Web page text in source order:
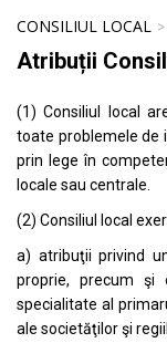
CONSILIUL LOCAL
Atribuții
(1) Consiliul local
toate problemele de
prin lege în
locale sau centrale.
(2) Consiliul local
a) atribuţii privind
proprie, precum şi
specialitate al
ale societăţilor şi